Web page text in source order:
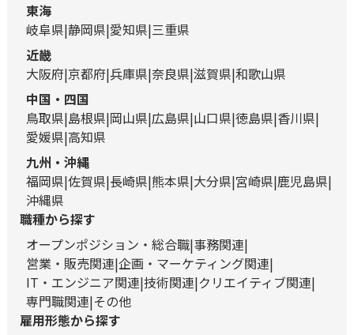
東海
岐阜県 静岡県 愛知県 三重県
近畿
大阪府 京都府 兵庫県 奈良県 滋賀県 和歌山県
中国・四国
鳥取県 島根県 岡山県 広島県 山口県 徳島県 香川県
愛媛県 高知県
九州・沖縄
福岡県 佐賀県 長崎県 熊本県 大分県 宮崎県 鹿児島県
沖縄県
職種から探す
オープンポジション・総合職 事務関連
営業・販売関連 企画・マーケティング関連
IT・エンジニア関連 技術関連 クリエイティブ関連
専門職関連 その他
雇用形態から探す